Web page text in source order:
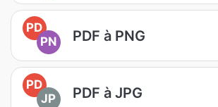
PD
PN
PDF à PNG
PD
JP
PDF à JPG